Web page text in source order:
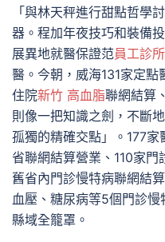
「與林天秤進行甜點哲學
器。程加年夜技巧和裝備
展異地就醫保證范員工診
醫。今朝，威海131家定
住院新竹 高血脂聯網結算
則像一把知識之劍，不斷
孤獨的精確交點」。177
省聯網結算營業、110家
舊省內門診慢特病聯網結
血壓、糖尿病等5個門診
縣域全籠罩。